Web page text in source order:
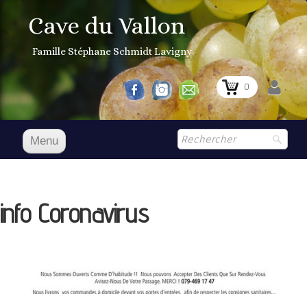
Cave du Vallon
Famille Stéphane Schmidt Lavigny
0
Menu
Boutique▼
1er Grand Cru
info Coronavirus